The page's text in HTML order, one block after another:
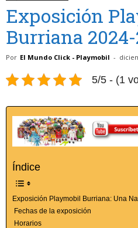
Exposición
Burriana 2024-
Por El Mundo Click - Playmobil -
5/5 - (1
Índice
Exposición Playmobil Burriana: Una
Fechas de la exposición
Horarios